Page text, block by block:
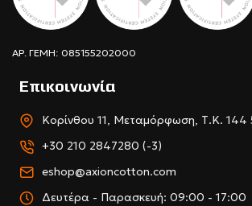
ΑΡ. ΓΕΜΗ: 085155202000
Επικοινωνία
Κορίνθου 11, Μεταμόρφωση, Τ.Κ. 144
+30 210 2847280 (-3)
eshop@axioncotton.com
Δευτέρα - Παρασκευή: 09:00 - 17:00